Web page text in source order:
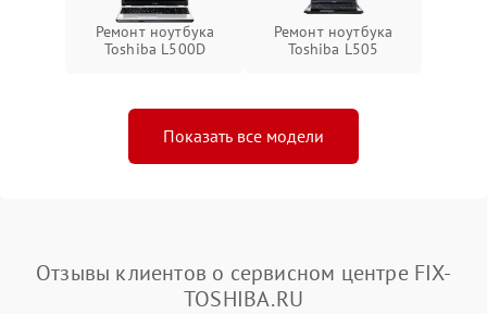
Ремонт ноутбука
Toshiba L500D
Ремонт ноутбука
Toshiba L505
Показать все модели
Отзывы клиентов о сервисном центре FIX-
TOSHIBA.RU